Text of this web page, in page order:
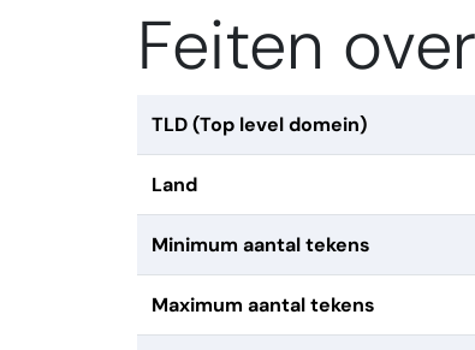
Feiten
TLD (Top level domein)
Land
Minimum aantal tekens
Maximum aantal tekens